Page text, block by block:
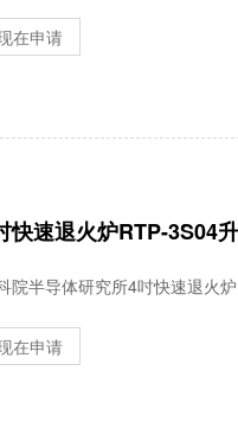
在申请
快速退火炉RTP-3S04
院半导体研究所4吋快速退火
在申请